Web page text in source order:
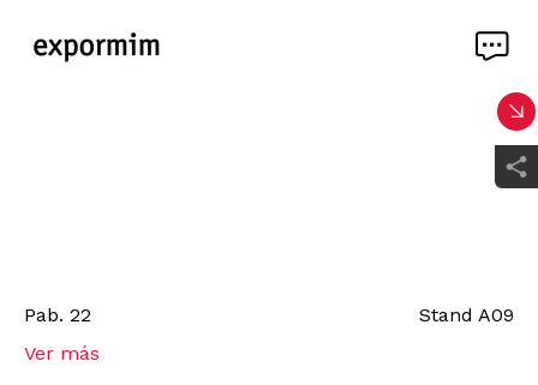
Pab. 22 Stand A09
Ver más